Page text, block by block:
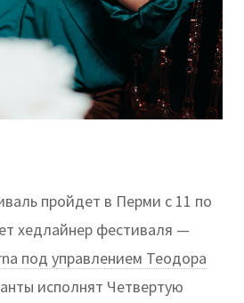
пройдет в Перми с 11 по
хедлайнер фестиваля —
под управлением Теодора
исполнят Четвертую